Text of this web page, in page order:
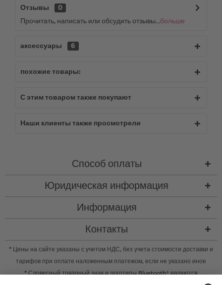
Отзывы
0
Прочитать, написать или обсудить отзывы...больше
аксессуары 6
похожие товары:
С этим товаром также покупают
Наши клиенты также просмотрели
Способ оплаты
Юридическая информация
Информация
Контакты
* Цены на сайте указаны с учетом НДС, без учета стоимости доставки и
тарифов при оплате наложенным платежом, если не указано иное
* Словесный товарный знак и логотипы Bluetooth® являются